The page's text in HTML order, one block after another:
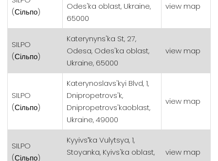
(Сільпо)
Odes'ka oblast, Ukraine,
65000
view map
SILPO
(Сільпо)
Katerynyns'ka St, 27,
Odesa, Odes'ka oblast,
Ukraine, 65000
view map
SILPO
(Сільпо)
Katerynoslavs'kyi Blvd, 1,
Dnipropetrovs'k,
Dnipropetrovs'kaoblast,
Ukraine, 49000
view map
SILPO
(Сільпо)
Kyyivsʹka Vulytsya, 1,
Stoyanka, Kyivs'ka oblast,
view map